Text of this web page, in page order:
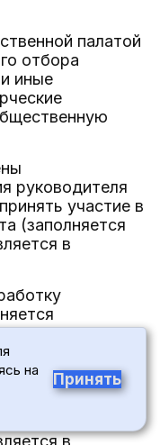
палатой
отбора
иные
руководителя
участие в
(заполняется
в
в
члена
избрания в
в
на
Принять